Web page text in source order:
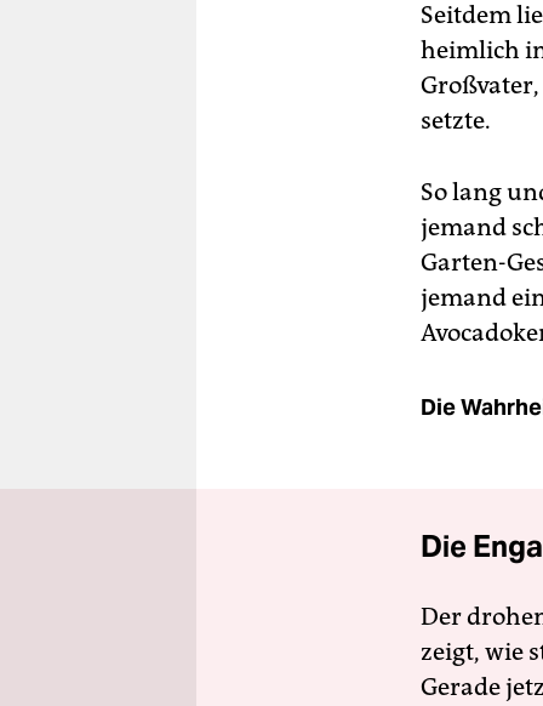
Seitdem
heimlich
setzte.
So lang
jemand
Garten-
jemand
Die
Die
Der
zeigt, wie
Gerade